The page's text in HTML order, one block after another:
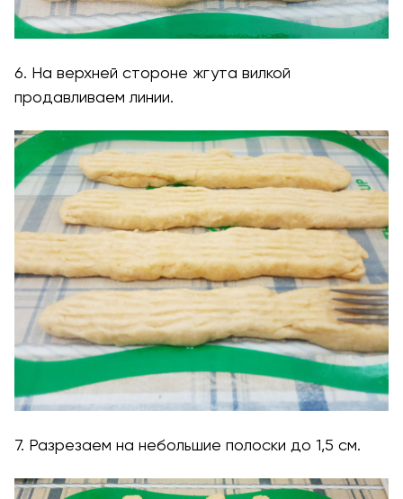
6. На верхней стороне жгута вилкой
продавливаем линии.
7. Разрезаем на небольшие полоски до 1,5 см.